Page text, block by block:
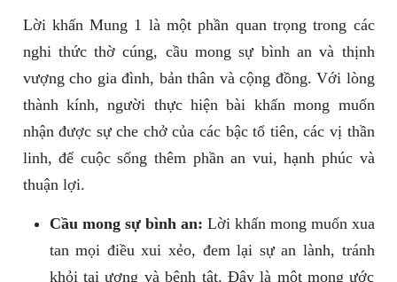
Lời khấn Mung 1 là một phần quan trọng trong các
nghi thức thờ cúng, cầu mong sự bình an và thịnh
vượng cho gia đình, bản thân và cộng đồng. Với lòng
thành kính, người thực hiện bài khấn mong muốn
nhận được sự che chở của các bậc tổ tiên, các vị thần
linh, để cuộc sống thêm phần an vui, hạnh phúc và
thuận lợi.
Cầu mong sự bình an: Lời khấn mong muốn xua
tan mọi điều xui xẻo, đem lại sự an lành, tránh
khỏi tai ương và bệnh tật. Đây là một mong ước